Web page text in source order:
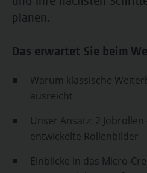
planen.
Das erwartet Sie beim
Warum klassische
ausreicht
Unser Ansatz: 2
entwickelte Rollenbilder
Einblicke in das Micro-